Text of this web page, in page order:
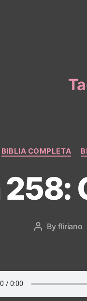
BIBLIA COMPLETA
258:
Post
By fliriano